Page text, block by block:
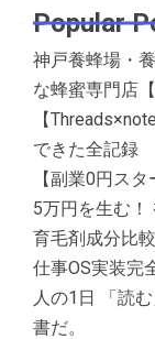
Popular
神戸養蜂場・
な蜂蜜専門店
【
できた全記録
【副業0円ス
5万円を生む！
育毛剤成分比
仕事OS実装完
人の1日 「読
書だ。